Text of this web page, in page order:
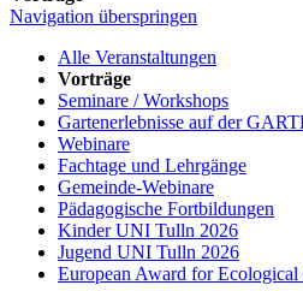
Navigation überspringen
Alle Veranstaltungen
Vorträge
Seminare / Workshops
Gartenerlebnisse auf der
Webinare
Fachtage und Lehrgänge
Gemeinde-Webinare
Pädagogische Fortbildungen
Kinder UNI Tulln 2026
Jugend UNI Tulln 2026
European Award for Ecological